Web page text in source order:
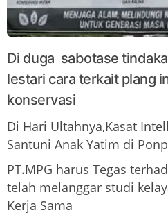
Di duga sabotase
lestari cara terkait plang
konservasi
Di Hari Ultahnya,Kasat
Santuni Anak Yatim di
PT.MPG harus Tegas
telah melanggar studi
Kerja Sama